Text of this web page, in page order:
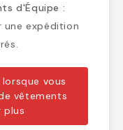
d'Équipe :
une expédition
vous
vêtements
plus